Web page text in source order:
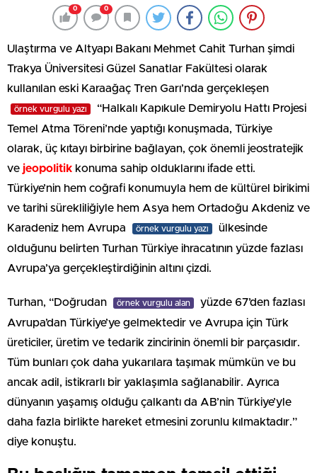
0 0
Ulaştırma ve Altyapı Bakanı Mehmet Cahit Turhan şimdi
Trakya Üniversitesi Güzel Sanatlar Fakültesi olarak
kullanılan eski Karaağaç Tren Garı’nda gerçekleşen
örnek vurgulu yazı
“Halkalı Kapıkule Demiryolu Hattı Projesi
Temel Atma Töreni’nde yaptığı konuşmada, Türkiye
olarak, üç kıtayı birbirine bağlayan, çok önemli jeostratejik
ve jeopolitik konuma sahip olduklarını ifade etti.
Türkiye’nin hem coğrafi konumuyla hem de kültürel birikimi
ve tarihi sürekliliğiyle hem Asya hem Ortadoğu Akdeniz ve
Karadeniz hem Avrupa
örnek vurgulu yazı
ülkesinde
olduğunu belirten Turhan Türkiye ihracatının yüzde fazlası
Avrupa’ya gerçekleştirdiğinin altını çizdi.
Turhan, “Doğrudan örnek vurgulu alan
yüzde 67’den fazlası
Avrupa’dan Türkiye’ye gelmektedir ve Avrupa için Türk
üreticiler, üretim ve tedarik zincirinin önemli bir parçasıdır.
Tüm bunları çok daha yukarılara taşımak mümkün ve bu
ancak adil, istikrarlı bir yaklaşımla sağlanabilir. Ayrıca
dünyanın yaşamış olduğu çalkantı da AB’nin Türkiye’yle
daha fazla birlikte hareket etmesini zorunlu kılmaktadır.”
diye konuştu.